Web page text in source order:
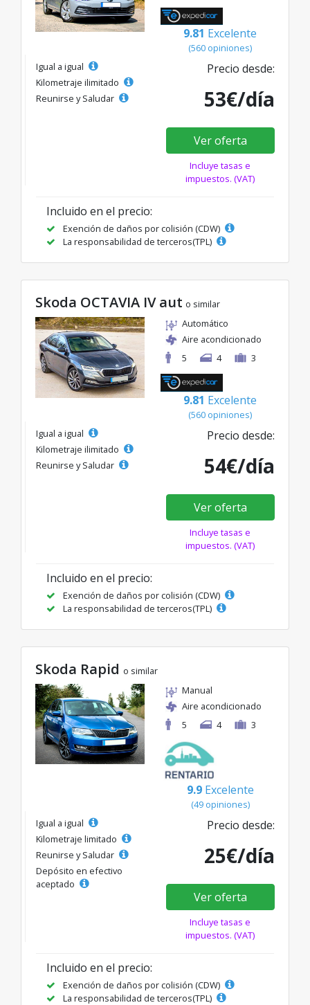
9.81 Excelente
(560 opiniones)
Igual a igual
Kilometraje ilimitado
Reunirse y Saludar
Precio desde:
53€/día
Ver oferta
Incluye tasas e
impuestos. (VAT)
Incluido en el precio:
Exención de daños por colisión (CDW)
La responsabilidad de terceros(TPL)
Skoda OCTAVIA IV aut o similar
Automático
Aire acondicionado
5
4 3
9.81 Excelente
(560 opiniones)
Igual a igual
Kilometraje ilimitado
Reunirse y Saludar
Precio desde:
54€/día
Ver oferta
Incluye tasas e
impuestos. (VAT)
Incluido en el precio:
Exención de daños por colisión (CDW)
La responsabilidad de terceros(TPL)
Skoda Rapid o similar
Manual
Aire acondicionado
5
4 3
9.9 Excelente
(49 opiniones)
Igual a igual
Kilometraje limitado
Reunirse y Saludar
Depósito en efectivo
aceptado
Precio desde:
25€/día
Ver oferta
Incluye tasas e
impuestos. (VAT)
Incluido en el precio:
Exención de daños por colisión (CDW)
La responsabilidad de terceros(TPL)